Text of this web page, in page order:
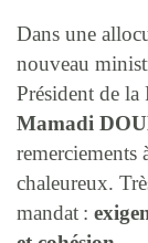
Dans une
nouveau
Président de
Mamadi
remerciements
chaleureux.
mandat :